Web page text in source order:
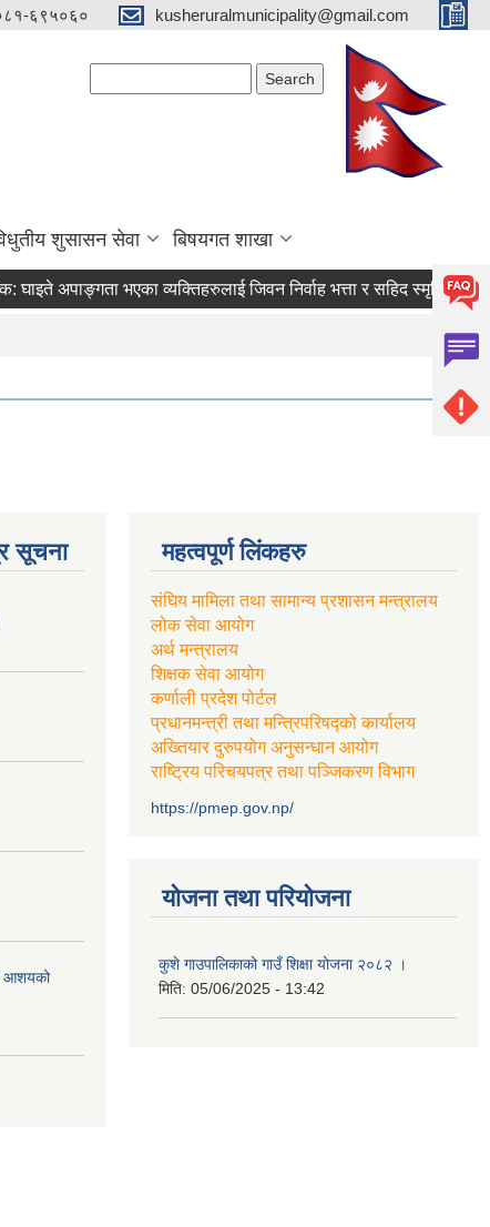
६९५०६० kusheruralmunicipality@gmail.com
शुसासन सेवा बिषयगत शाखा
अपाङ्गता भएका व्यक्तिहरुलाई जिवन निर्वाह भत्ता र सहिद स्मृति भत्ता
सूचना
आशयको
महत्वपूर्ण लिंकहरु
संघिय मामिला तथा सामान्य प्रशासन मन्त्रालय
लोक सेवा आयोग
अर्थ मन्त्रालय
शिक्षक सेवा आयोग
कर्णाली प्रदेश पोर्टल
प्रधानमन्त्री तथा मन्त्रिपरिषद्को कार्यालय
अख्तियार दुरुपयोग अनुसन्धान आयोग
राष्ट्रिय परिचयपत्र तथा पञ्जिकरण विभाग
https://pmep.gov.np/
योजना तथा परियोजना
कुशे गाउपालिकाको गाउँ शिक्षा योजना २०८२ ।
मिति: 05/06/2025 - 13:42